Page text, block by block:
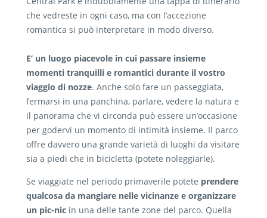
che vedreste in ogni caso, ma con l’accezione
romantica si può interpretare in modo diverso.
E’ un luogo piacevole in cui passare insieme
momenti tranquilli e romantici durante il vostro
viaggio di nozze. Anche solo fare un passeggiata,
fermarsi in una panchina, parlare, vedere la natura e
il panorama che vi circonda può essere un’occasione
per godervi un momento di intimità insieme. Il parco
offre davvero una grande varietà di luoghi da visitare
sia a piedi che in bicicletta (potete noleggiarle).
Se viaggiate nel periodo primaverile potete prendere
qualcosa da mangiare nelle vicinanze e organizzare
un pic-nic in una delle tante zone del parco. Quella